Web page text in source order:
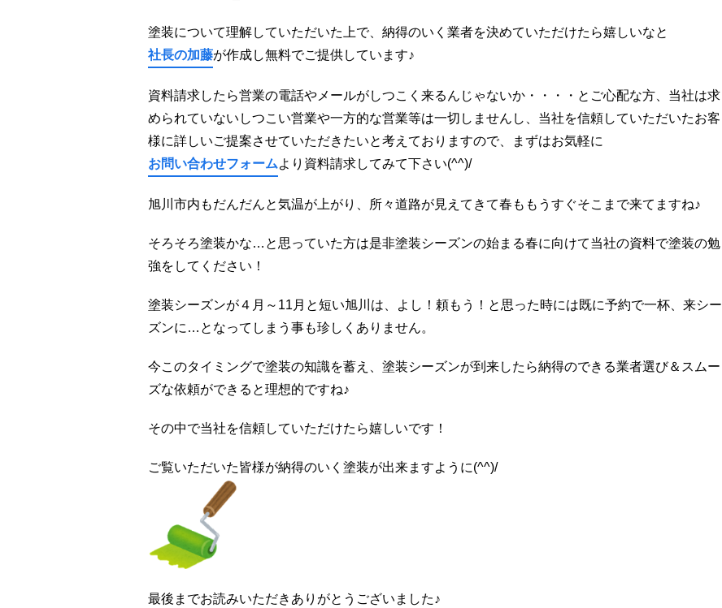
塗装について理解していただいた上で、納得のいく業者を決めていただけたら嬉しいなと
社長の加藤が作成し無料でご提供しています♪
資料請求したら営業の電話やメールがしつこく来るんじゃないか・・・・とご心配な方、当社は求
められていないしつこい営業や一方的な営業等は一切しませんし、当社を信頼していただいたお客
様に詳しいご提案させていただきたいと考えておりますので、まずはお気軽に
お問い合わせフォームより資料請求してみて下さい(^^)/
旭川市内もだんだんと気温が上がり、所々道路が見えてきて春ももうすぐそこまで来てますね♪
そろそろ塗装かな…と思っていた方は是非塗装シーズンの始まる春に向けて当社の資料で塗装の勉
強をしてください！
塗装シーズンが４月～11月と短い旭川は、よし！頼もう！と思った時には既に予約で一杯、来シー
ズンに…となってしまう事も珍しくありません。
今このタイミングで塗装の知識を蓄え、塗装シーズンが到来したら納得のできる業者選び＆スムー
ズな依頼ができると理想的ですね♪
その中で当社を信頼していただけたら嬉しいです！
ご覧いただいた皆様が納得のいく塗装が出来ますように(^^)/
最後までお読みいただきありがとうございました♪